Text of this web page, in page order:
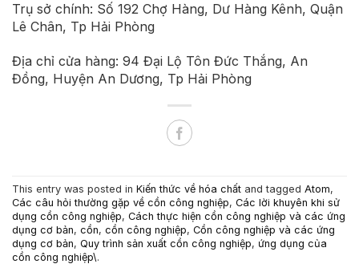
Trụ sở chính: Số 192 Chợ Hàng, Dư Hàng Kênh, Quận
Lê Chân, Tp Hải Phòng
Địa chỉ cửa hàng: 94 Đại Lộ Tôn Đức Thắng, An
Đồng, Huyện An Dương, Tp Hải Phòng
This entry was posted in Kiến thức về hóa chất and tagged Atom,
Các câu hỏi thường gặp về cồn công nghiệp, Các lời khuyên khi sử
dụng cồn công nghiệp, Cách thực hiện cồn công nghiệp và các ứng
dụng cơ bản, cồn, cồn công nghiệp, Cồn công nghiệp và các ứng
dụng cơ bản, Quy trình sản xuất cồn công nghiệp, ứng dụng của
cồn công nghiệp\.